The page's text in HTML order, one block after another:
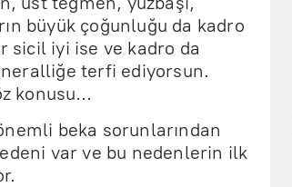
büyük çoğunluğu da kadro
sicil iyi ise ve kadro da
terfi ediyorsun.
konusu…
beka sorunlarından
var ve bu nedenlerin ilk